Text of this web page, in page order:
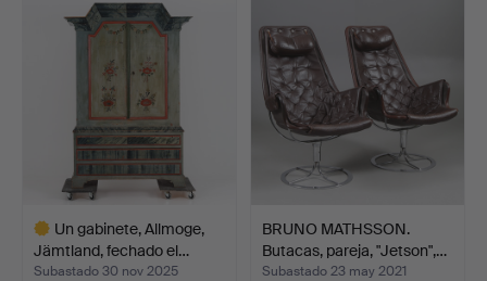
Un gabinete, Allmoge,
Jämtland, fechado el…
Subastado 30 nov 2025
BRUNO MATHSSON.
Butacas, pareja, "Jetson",…
Subastado 23 may 2021